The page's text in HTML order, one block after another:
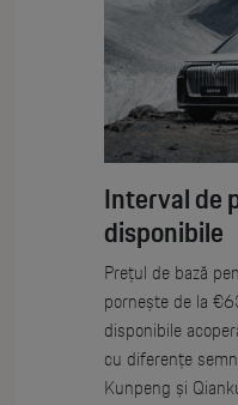
Interval de
disponibile
Prețul de bază
pornește de la
disponibile
cu diferențe
Kunpeng și